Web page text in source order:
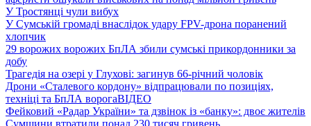
У Тростянці чули вибух
У Сумській громаді внаслідок удару FPV-дрона поранений
хлопчик
29 ворожих ворожих БпЛА збили сумські прикордонники за
добу
Трагедія на озері у Глухові: загинув 66-річний чоловік
Дрони «Сталевого кордону» відпрацювали по позиціях,
техніці та БпЛА ворогаВІДЕО
Фейковий «Радар України» та дзвінок із «банку»: двоє жителів
Сумщини втратили понад 230 тисяч гривень